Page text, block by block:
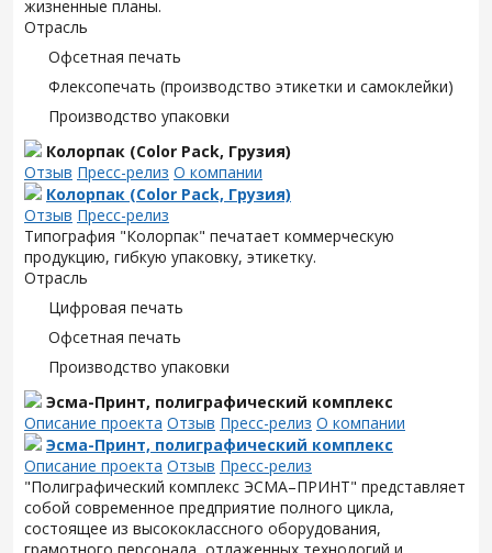
жизненные планы.
Отрасль
Офсетная печать
Флексопечать (производство этикетки и самоклейки)
Производство упаковки
Колорпак (Color Pack, Грузия)
Отзыв Пресс-релиз О компании
Колорпак (Color Pack, Грузия)
Отзыв Пресс-релиз
Типография "Колорпак" печатает коммерческую
продукцию, гибкую упаковку, этикетку.
Отрасль
Цифровая печать
Офсетная печать
Производство упаковки
Эсма-Принт, полиграфический комплекс
Описание проекта Отзыв Пресс-релиз О компании
Эсма-Принт, полиграфический комплекс
Описание проекта Отзыв Пресс-релиз
"Полиграфический комплекс ЭСМА–ПРИНТ" представляет
собой современное предприятие полного цикла,
состоящее из высококлассного оборудования,